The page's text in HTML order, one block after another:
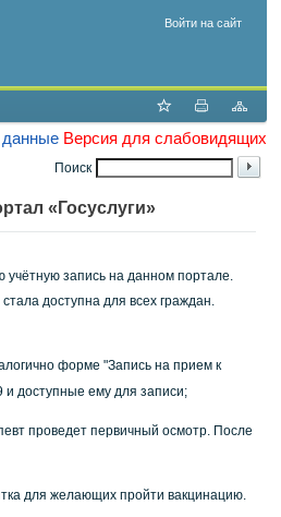
Войти на сайт
Версия для слабовидящих
Поиск
«Госуслуги»
запись на данном портале.
доступна для всех граждан.
форме "Запись на прием к
и доступные ему для записи;
проведет первичный осмотр. После
для желающих пройти вакцинацию.